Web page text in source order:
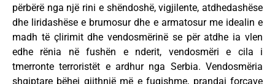
përbërë nga një rini e shëndoshë, vigjilente, atdhedashëse
dhe liridashëse e brumosur dhe e armatosur me idealin e
madh të çlirimit dhe vendosmërinë se për atdhe ia vlen
edhe rënia në fushën e nderit, vendosmëri e cila i
tmerronte terroristët e ardhur nga Serbia. Vendosmëria
shqiptare bëhej gjithnjë më e fuqishme, prandaj forcave